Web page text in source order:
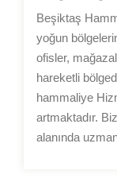
Beşiktaş
yoğun
ofisler,
hareketli
hammaliye
artmaktadır.
alanında